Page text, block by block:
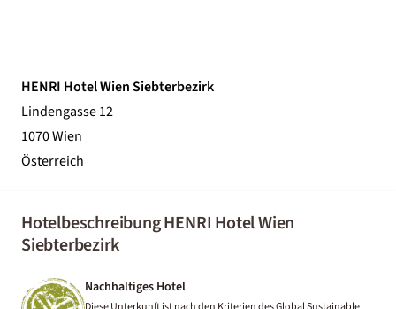
HENRI Hotel Wien Siebterbezirk
Lindengasse 12
1070 Wien
Österreich
Hotelbeschreibung HENRI Hotel Wien
Siebterbezirk
Nachhaltiges Hotel